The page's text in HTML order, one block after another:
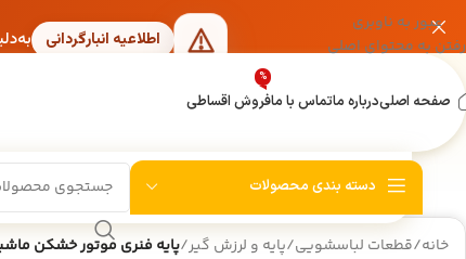
عبور به ناوبری
رفتن به محتوای اصلی
اطلاعیه انبارگردانی
صفحه اصلیدرباره ماتماس با مافروش اقساطی
%
دسته بندی محصولات
خانه/قطعات لباسشویی/پایه و لرزش گیر/پایه فنری موتور خشکن ماشین